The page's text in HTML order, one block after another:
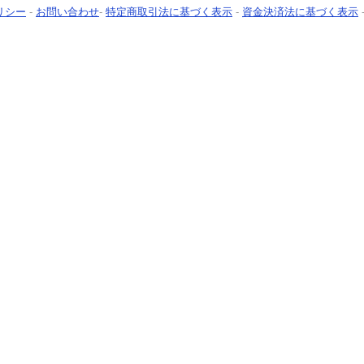
シー - お問い合わせ- 特定商取引法に基づく表示 - 資金決済法に基づく表示 -